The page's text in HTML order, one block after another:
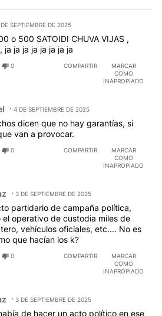
SEPTIEMBRE DE 2025
o 500 SATOIDI CHUVA VIJAS ,
ja ja ja ja ja ja ja ja
0 COMPARTIR
MARCAR
COMO
INAPROPIADO
4 DE SEPTIEMBRE DE 2025
dicen que no hay garantías, si
van a provocar.
0 COMPARTIR
MARCAR
COMO
INAPROPIADO
3 DE SEPTIEMBRE DE 2025
partidario de campaña política,
operativo de custodia miles de
vehículos oficiales, etc.... No es
que hacían los k?
0 COMPARTIR
MARCAR
COMO
INAPROPIADO
Diaz.
3 DE SEPTIEMBRE DE 2025
de hacer un acto político en ese